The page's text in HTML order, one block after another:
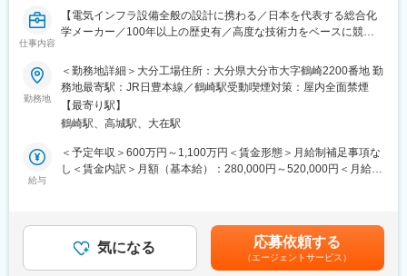
・コスト削減のための検討
※2~3テーマを並行して担当し、1か月から半年かけて進めます。
九州工場：10名（20代1名、30代2名、残りは40代以上）
◆就業環境
・残業：平均10時間、月20時間を超えることはありません
・転勤可能性：ローテーションの可能性ありますが、ご自身で転
勤なしも洗濯可能
防音材料・防音部品を手がけています。既に90年以上の歴史があ
り、国内に工場6カ所、営業所は11カ所を有しています。海外で
は合弁企業をアメリカ、中国、インド、タイ、インドネシアに設
仕事内容
【電気インフラ設備全般の設計に携わる／日本を代表する総合化
学メーカー／100年以上の歴史有／高度な技術力をベースに競争
■職務内容：
大分工場における工場インフラ全般の、電気設計業務を担当いた
だきます。
・設備の予算や工事の期間を考えながら、電気の設計業務を行い
ます。
設計をするときは、工場の将来を見据えたインフラ整備の視点を
・新工場設立の際は、計画の初期段階から電気設計やプロジェク
トの進捗管理、工場の安全で安定した運営を続けるために、電気
事業法などの法律に基づき、特別高圧の受配電設備から高圧・低
勤務地
＜勤務地詳細＞大分工場住所：大分県大分市大字鶴崎2200番地 勤
務地最寄駅：JR日豊本線／鶴崎駅受動喫煙対策：屋内全面禁煙
【最寄り駅】
鶴崎駅、高城駅、大在駅
給与
＜予定年収＞600万円～1,100万円＜賃金形態＞月給制補足事項な
し＜賃金内訳＞月額（基本給）：280,000円～520,000円＜月給＞
月給(月額)は固定手当を含めた表記です。
気になる 応募依頼する
（エージェントサービス）